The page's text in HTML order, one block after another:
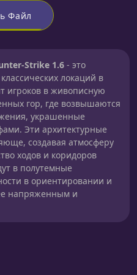
Файл
Strike 1.6 - это
локаций в
игроков в живописную
гор, где возвышаются
украшенные
Эти архитектурные
создавая атмосферу
ходов и коридоров
в полутемные
в ориентировании и
напряженным и